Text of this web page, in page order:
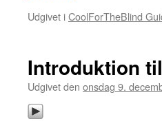
Udgivet iCoolForTheBlind
Introduktion
Udgivet den onsdag 9.